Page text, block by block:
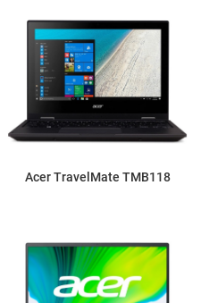
Acer TravelMate TMB118